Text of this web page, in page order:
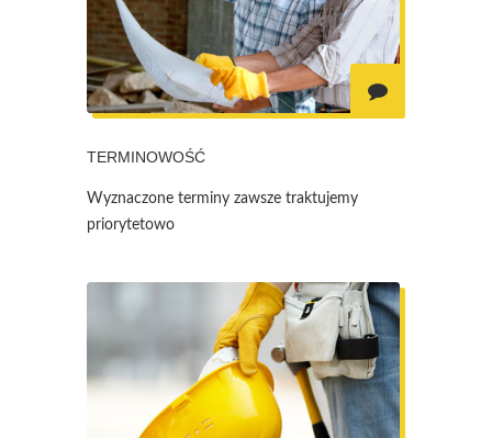
TERMINOWOŚĆ
Wyznaczone terminy zawsze traktujemy
priorytetowo